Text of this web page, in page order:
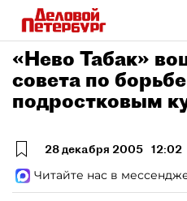
«Нево Табак»
совета по
подростковым
28 декабря 2005 12:02
Читайте нас в